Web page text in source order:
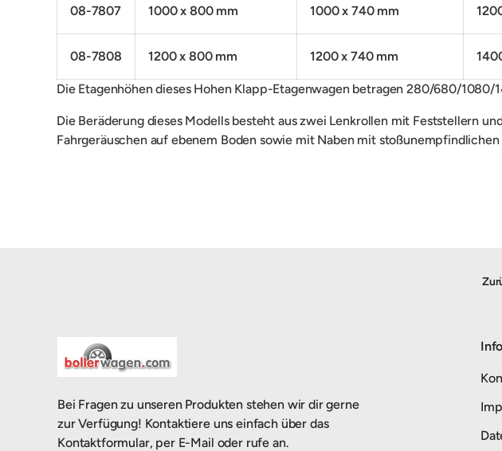
08-7807 1000 x 800 mm 1000 x 740 mm
08-7808 1200 x 800 mm 1200 x 740 mm
Die Etagenhöhen dieses Hohen Klapp-Etagenwagen betragen 280/680/
Die Beräderung dieses Modells besteht auszwei Lenkrollen mit Feststellern
Fahrgeräuschen auf ebenem Boden sowie mit Naben mit
Bei Fragen zu unseren Produkten stehen wir dir gerne
zur Verfügung! Kontaktiere uns einfach über das
Kontaktformular, per E-Mail oder rufe an.